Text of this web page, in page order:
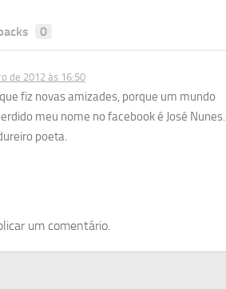
0
de 2012 às 16:50
fiz novas amizades, porque um mundo
meu nome no facebook é José Nunes.
poeta.
um comentário.